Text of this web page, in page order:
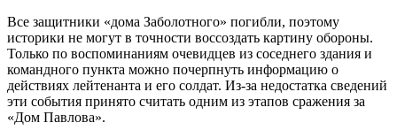
Все защитники «дома Заболотного» погибли, поэтому
историки не могут в точности воссоздать картину обороны.
Только по воспоминаниям очевидцев из соседнего здания и
командного пункта можно почерпнуть информацию о
действиях лейтенанта и его солдат. Из-за недостатка сведений
эти события принято считать одним из этапов сражения за
«Дом Павлова».